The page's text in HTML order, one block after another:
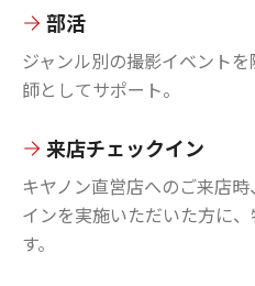
部活
ジャンル別の撮影イベント
師としてサポート。
来店チェックイン
キヤノン直営店へのご来店
インを実施いただいた方に
す。